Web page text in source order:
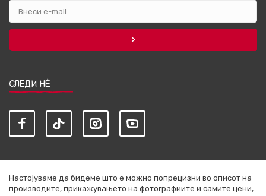
СЛЕДИ НЀ
Настојуваме да бидеме што е можно попрецизни во описот на
производите, прикажувањето на фотографиите и самите цени,